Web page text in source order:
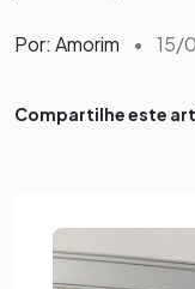
Por: Amorim • 15/
Compartilhe este